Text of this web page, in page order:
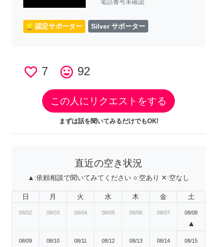
電話番号未確認
認定サポーター Silver サポーター
favorite_border 7 tag_faces 92
この人にリクエストをする
まずは話を聞いてみるだけでもOK!
直近の空き状況
▲:依頼相談で聞いてみてください ○:空あり ✕:空なし
日 月 火 水 木 金 土
08/02 08/03 08/04 08/05 08/06 08/07 08/08
▲
08/09 08/10 08/11 08/12 08/13 08/14 08/15